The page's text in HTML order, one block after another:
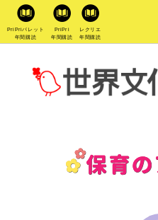
PriPriパレット
年間購読
PriPri
年間購読
レクリエ
年間購読